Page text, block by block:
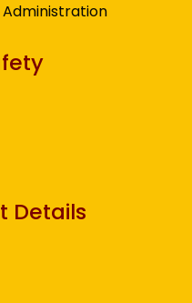
Details